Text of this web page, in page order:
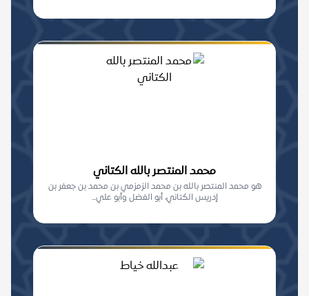
محمد المنتصر بالله الكتاني
هو محمد المنتصر بالله بن محمد الزمزمي بن محمد بن جعفر بن
إدريس الكتاني، أبو الفضل وأبو علي...